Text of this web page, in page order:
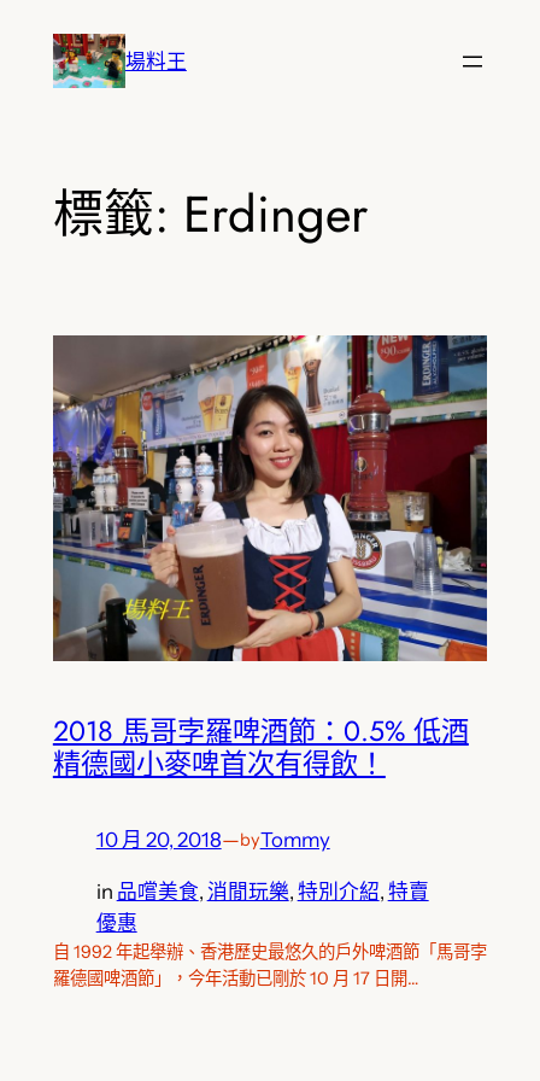
場料王
標籤: Erdinger
2018 馬哥孛羅啤酒節：0.5% 低酒
精德國小麥啤首次有得飲！
10 月 20, 2018—byTommy
in 品嚐美食, 消閒玩樂, 特別介紹, 特賣
優惠
自 1992 年起舉辦、香港歷史最悠久的戶外啤酒節「馬哥孛
羅德國啤酒節」，今年活動已剛於 10 月 17 日開…